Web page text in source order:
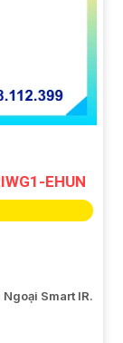
EHUN
Smart IR.